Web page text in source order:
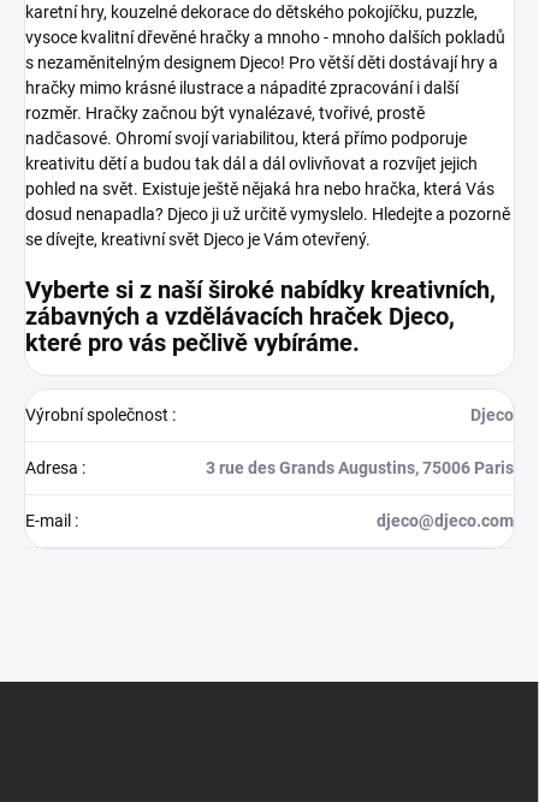
karetní hry, kouzelné dekorace do dětského pokojíčku, puzzle,
vysoce kvalitní dřevěné hračky a mnoho - mnoho dalších pokladů
s nezaměnitelným designem Djeco! Pro větší děti dostávají hry a
hračky mimo krásné ilustrace a nápadité zpracování i další
rozměr. Hračky začnou být vynalézavé, tvořivé, prostě
nadčasové. Ohromí svojí variabilitou, která přímo podporuje
kreativitu dětí a budou tak dál a dál ovlivňovat a rozvíjet jejich
pohled na svět. Existuje ještě nějaká hra nebo hračka, která Vás
dosud nenapadla? Djeco ji už určitě vymyslelo. Hledejte a pozorně
se dívejte, kreativní svět Djeco je Vám otevřený.
Vyberte si z naší široké nabídky kreativních,
zábavných a vzdělávacích hraček Djeco,
které pro vás pečlivě vybíráme.
Výrobní společnost : Djeco
Adresa : 3 rue des Grands Augustins, 75006 Paris
E-mail : djeco@djeco.com